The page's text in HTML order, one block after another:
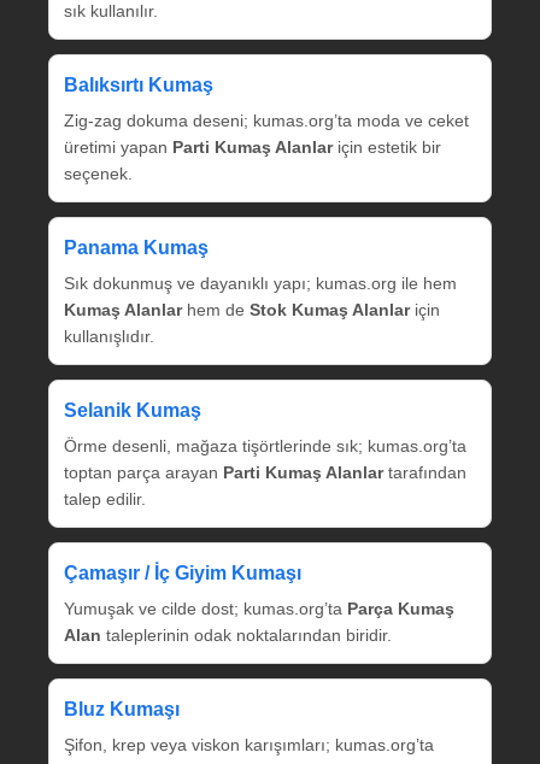
sık kullanılır.
Balıksırtı Kumaş
Zig‑zag dokuma deseni; kumas.org’ta moda ve ceket
üretimi yapan Parti Kumaş Alanlariçin estetik bir
seçenek.
Panama Kumaş
Sık dokunmuş ve dayanıklı yapı; kumas.org ile hem
Kumaş Alanlarhem de Stok Kumaş Alanlariçin
kullanışlıdır.
Selanik Kumaş
Örme desenli, mağaza tişörtlerinde sık; kumas.org’ta
toptan parça arayan Parti Kumaş Alanlartarafından
talep edilir.
Çamaşır / İç Giyim Kumaşı
Yumuşak ve cilde dost; kumas.org’ta Parça Kumaş
Alan taleplerinin odak noktalarından biridir.
Bluz Kumaşı
Şifon, krep veya viskon karışımları; kumas.org’ta